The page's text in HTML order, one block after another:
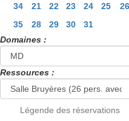
34
21 22 23 24 25 26
35
28 29 30
31
Domaines :
Ressources :
Légende des réservations